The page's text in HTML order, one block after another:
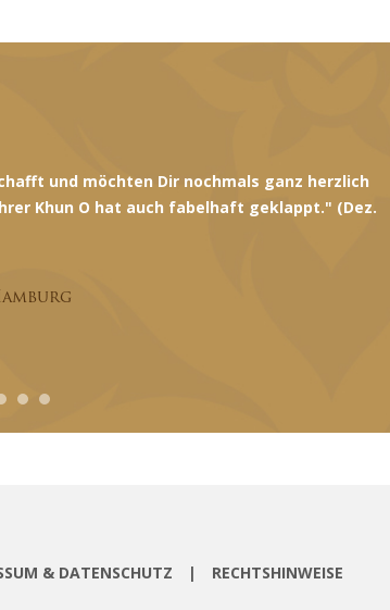
Dank deiner Hilfe konnten wir die Fahrt mit
ausdrücklich dafür". (Aug. 2022)
& DATENSCHUTZ | RECHTSHINWEISE